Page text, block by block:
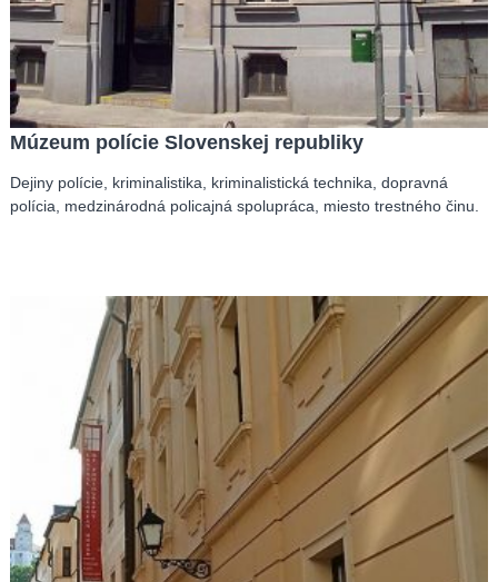
Múzeum polície Slovenskej republiky
Dejiny polície, kriminalistika, kriminalistická technika, dopravná
polícia, medzinárodná policajná spolupráca, miesto trestného činu.